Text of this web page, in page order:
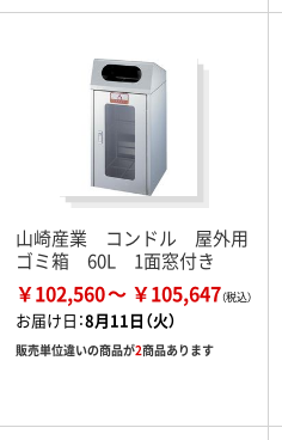
山崎産業 コンドル 屋外用
ゴミ箱 60L 1面窓付き
￥102,560 ￥105,647
お届け日：8月11日（火）
販売単位違いの商品が2商品あります